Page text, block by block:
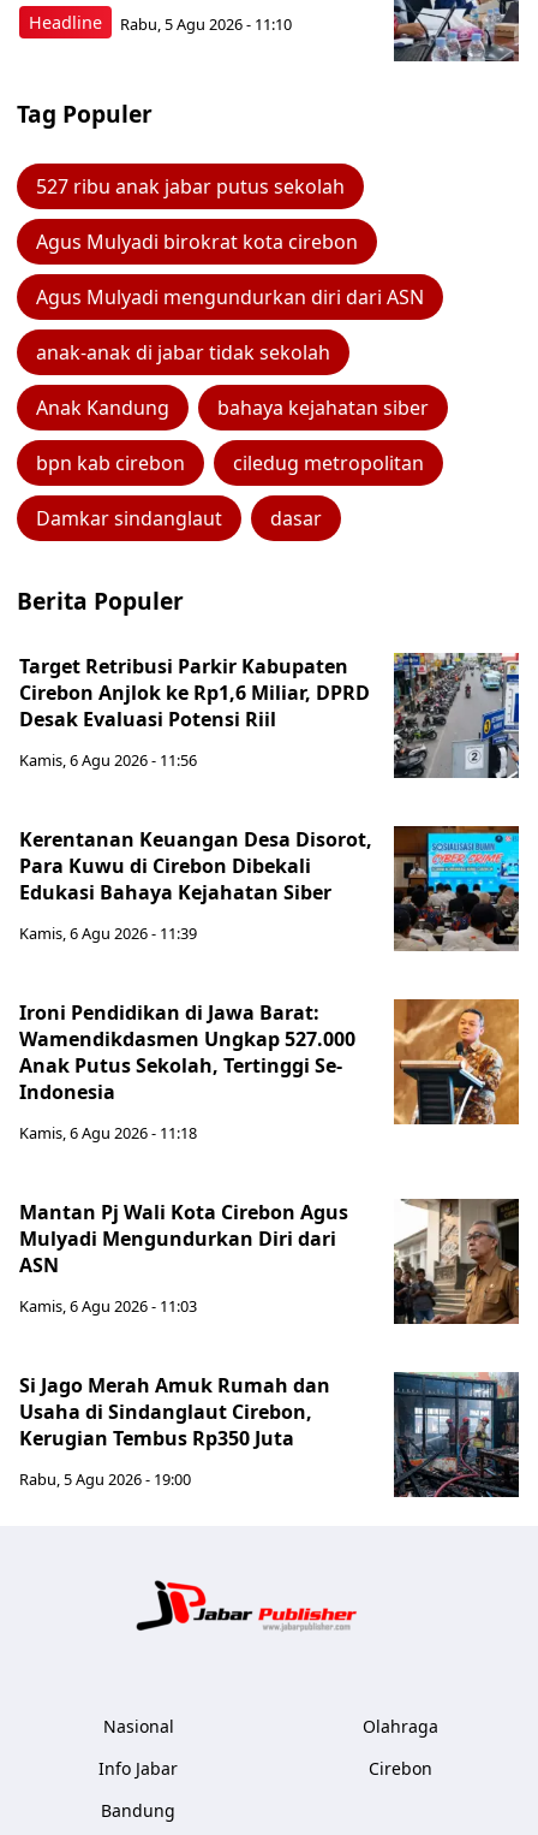
Headline Rabu, 5 Agu 2026 - 11:10
Tag Populer
527 ribu anak jabar putus sekolah
Agus Mulyadi birokrat kota cirebon
Agus Mulyadi mengundurkan diri dari ASN
anak-anak di jabar tidak sekolah
Anak Kandung bahaya kejahatan siber
bpn kab cirebon ciledug metropolitan
Damkar sindanglaut dasar
Berita Populer
Target Retribusi Parkir Kabupaten
Cirebon Anjlok ke Rp1,6 Miliar, DPRD
Desak Evaluasi Potensi Riil
Kamis, 6 Agu 2026 - 11:56
Kerentanan Keuangan Desa Disorot,
Para Kuwu di Cirebon Dibekali
Edukasi Bahaya Kejahatan Siber
Kamis, 6 Agu 2026 - 11:39
Ironi Pendidikan di Jawa Barat:
Wamendikdasmen Ungkap 527.000
Anak Putus Sekolah, Tertinggi Se-
Indonesia
Kamis, 6 Agu 2026 - 11:18
Mantan Pj Wali Kota Cirebon Agus
Mulyadi Mengundurkan Diri dari
ASN
Kamis, 6 Agu 2026 - 11:03
Si Jago Merah Amuk Rumah dan
Usaha di Sindanglaut Cirebon,
Kerugian Tembus Rp350 Juta
Rabu, 5 Agu 2026 - 19:00
Nasional
Info Jabar
Bandung
Olahraga
Cirebon